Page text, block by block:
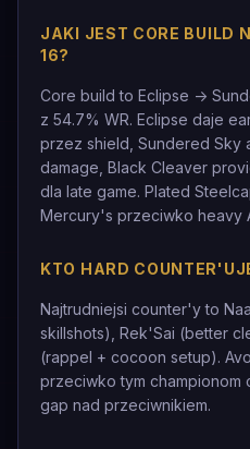
JAKI JEST CORE BUILD
16?
Core build to Eclipse ->
z 54.7% WR. Eclipse daje
przez shield, Sundered Sky
damage, Black Cleaver
dla late game. Plated
Mercury's przeciwko heavy
KTO HARD
Najtrudniejsi counter'y to
skillshots), Rek'Sai (better
(rappel + cocoon setup).
przeciwko tym championom
gap nad przeciwnikiem.